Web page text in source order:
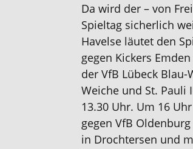
Da wird der – von
Spieltag sicherlich
Havelse läutet den
gegen Kickers
der VfB Lübeck
Weiche und St.
13.30 Uhr. Um 16
gegen VfB
in Drochtersen und